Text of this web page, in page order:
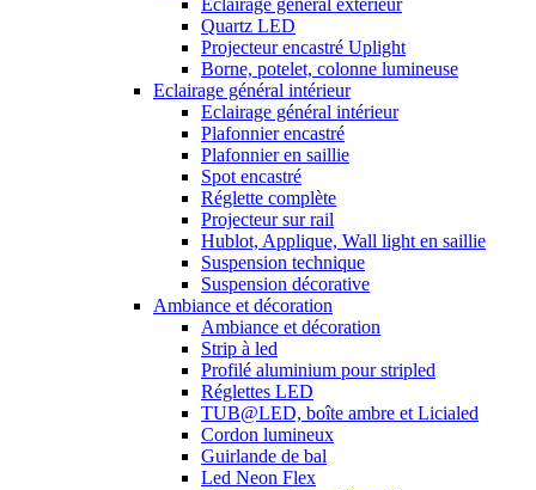
Eclairage général extérieur
Quartz LED
Projecteur encastré Uplight
Borne, potelet, colonne lumineuse
Eclairage général intérieur
Eclairage général intérieur
Plafonnier encastré
Plafonnier en saillie
Spot encastré
Réglette complète
Projecteur sur rail
Hublot, Applique, Wall light en saillie
Suspension technique
Suspension décorative
Ambiance et décoration
Ambiance et décoration
Strip à led
Profilé aluminium pour stripled
Réglettes LED
TUB@LED, boîte ambre et Licialed
Cordon lumineux
Guirlande de bal
Led Neon Flex